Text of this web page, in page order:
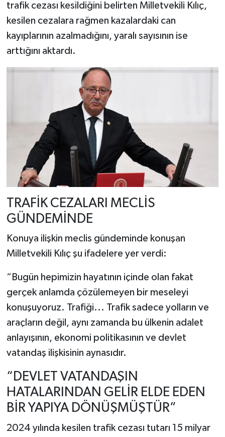
trafik cezası kesildiğini belirten Milletvekili Kılıç,
kesilen cezalara rağmen kazalardaki can
kayıplarının azalmadığını, yaralı sayısının ise
arttığını aktardı.
TRAFİK CEZALARI MECLİS
GÜNDEMİNDE
Konuya ilişkin meclis gündeminde konuşan
Milletvekili Kılıç şu ifadelere yer verdi:
“Bugün hepimizin hayatının içinde olan fakat
gerçek anlamda çözülemeyen bir meseleyi
konuşuyoruz. Trafiği... Trafik sadece yolların ve
araçların değil, aynı zamanda bu ülkenin adalet
anlayışının, ekonomi politikasının ve devlet
vatandaş ilişkisinin aynasıdır.
“DEVLET VATANDAŞIN
HATALARINDAN GELİR ELDE EDEN
BİR YAPIYA DÖNÜŞMÜŞTÜR”
2024 yılında kesilen trafik cezası tutarı 15 milyar